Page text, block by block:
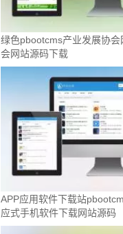
绿色pbootcms产业发展协
会网站源码下载
APP应用软件下载站
应式手机软件下载网站源码